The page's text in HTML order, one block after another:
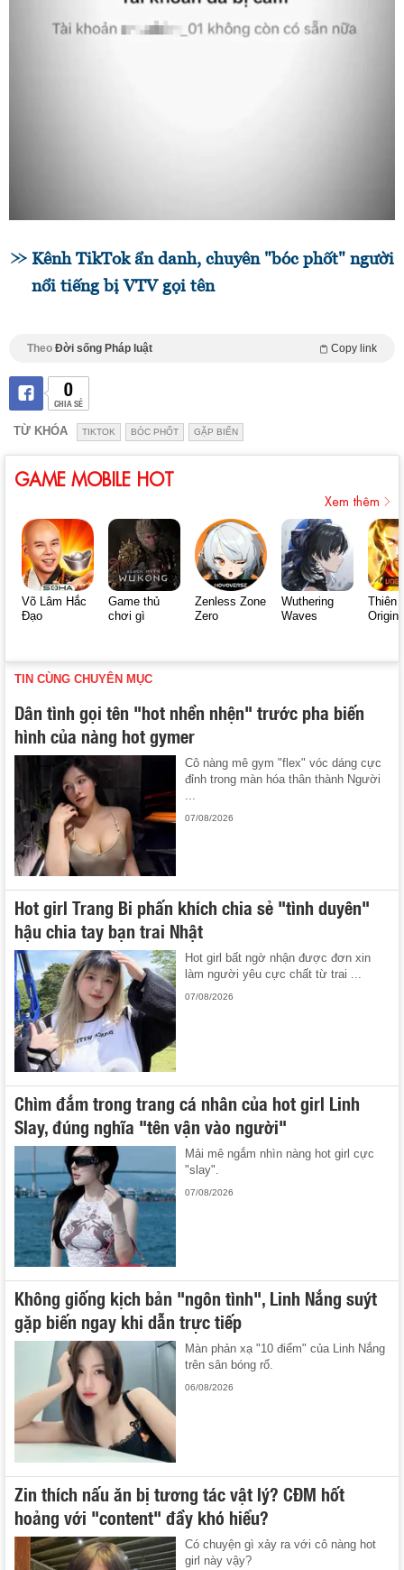
Kênh TikTok ẩn danh, chuyên "bóc phốt" người
nổi tiếng bị VTV gọi tên
Theo Đời sống Pháp luật Copy link
0
CHIA SẺ
TỪ KHÓA TIKTOK BÓC PHỐT GẶP BIẾN
GAME MOBILE HOT
Xem thêm
Võ Lâm Hắc
Đạo
Game thủ
chơi gì
Zenless Zone
Zero
Wuthering
Waves
Thiên
Origin
TIN CÙNG CHUYÊN MỤC
Dân tình gọi tên "hot nhền nhện" trước pha biến
hình của nàng hot gymer
Cô nàng mê gym "flex" vóc dáng cực
đỉnh trong màn hóa thân thành Người
...
07/08/2026
Hot girl Trang Bi phấn khích chia sẻ "tình duyên"
hậu chia tay bạn trai Nhật
Hot girl bất ngờ nhận được đơn xin
làm người yêu cực chất từ trai ...
07/08/2026
Chìm đắm trong trang cá nhân của hot girl Linh
Slay, đúng nghĩa "tên vận vào người"
Mải mê ngắm nhìn nàng hot girl cực
"slay".
07/08/2026
Không giống kịch bản "ngôn tình", Linh Nắng suýt
gặp biến ngay khi dẫn trực tiếp
Màn phản xạ "10 điểm" của Linh Nắng
trên sân bóng rổ.
06/08/2026
Zin thích nấu ăn bị tương tác vật lý? CĐM hốt
hoảng với "content" đầy khó hiểu?
Có chuyện gì xảy ra với cô nàng hot
girl này vậy?